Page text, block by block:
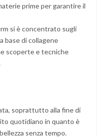
prime per garantire il
si è concentrato sugli
base di collagene
scoperte e tecniche
soprattutto alla fine di
quotidiano in quanto è
senza tempo.